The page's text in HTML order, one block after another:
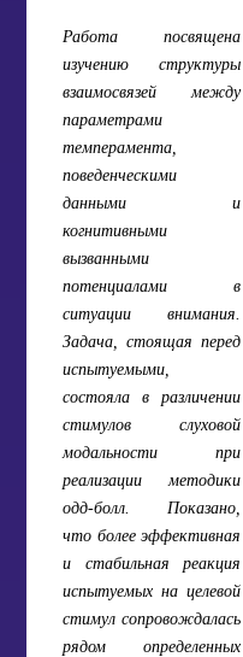
Работа посвящена
изучению структуры
взаимосвязей между
параметрами
темперамента,
поведенческими
данными и
когнитивными
вызванными
потенциалами в
ситуации внимания.
Задача, стоящая перед
испытуемыми,
состояла в различении
стимулов слуховой
модальности при
реализации методики
одд-болл. Показано,
что более эффективная
и стабильная реакция
испытуемых на целевой
стимул сопровождалась
рядом определенных